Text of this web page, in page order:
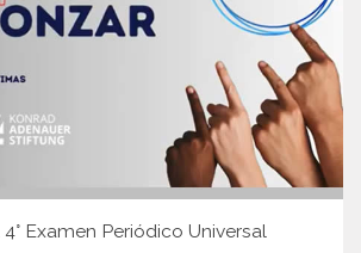
Examen Periódico Universal